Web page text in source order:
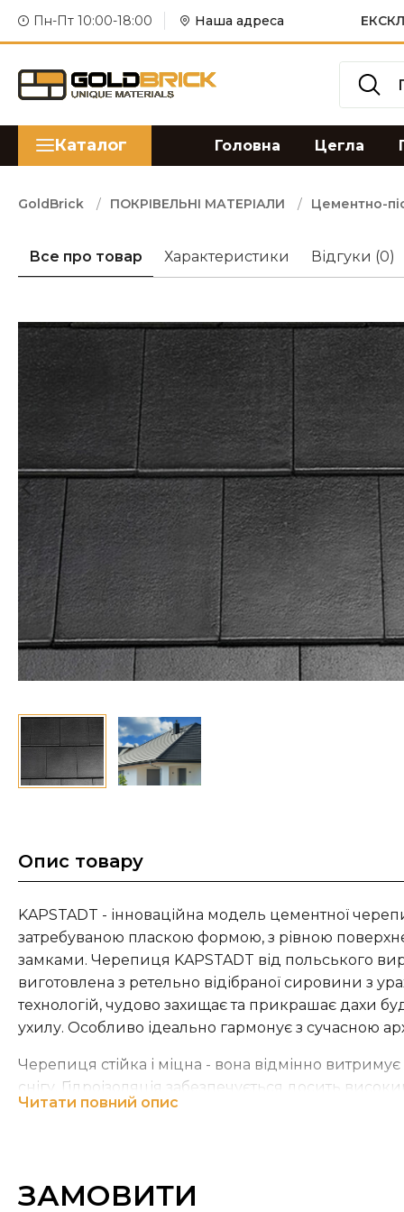
Пн-Пт 10:00-18:00 Наша адреса
Каталог Головна Цегла
GoldBrick ПОКРІВЕЛЬНІ МАТЕРІАЛИ Цементно-
Все про товар Характеристики Відгуки (0)
Опис товару
KAPSTADT - інноваційна модель цементної
затребуваною пласкою формою, з рівною
замками. Черепиця KAPSTADT від польського
виготовлена з ретельно відібраної сировини з
технологій, чудово захищає та прикрашає дахи
ухилу. Особливо ідеально гармонує з сучасною
Черепиця стійка і міцна - вона відмінно витримує
снігу. Гідроізоляція забезпечується досить
запобігають просочуванню води крізь похилий
Читати повний опис
ЗАМОВИТИ